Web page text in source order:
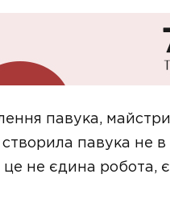
павука,
створила павука не
це не єдина робота,